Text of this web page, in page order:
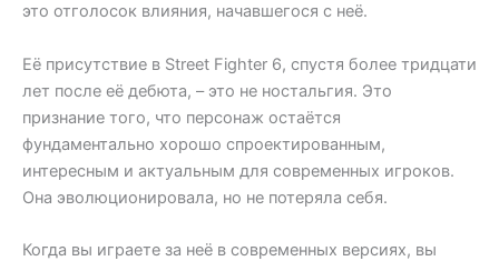
это отголосок влияния, начавшегося с неё.
Её присутствие в Street Fighter 6, спустя более тридцати
лет после её дебюта, – это не ностальгия. Это
признание того, что персонаж остаётся
фундаментально хорошо спроектированным,
интересным и актуальным для современных игроков.
Она эволюционировала, но не потеряла себя.
Когда вы играете за неё в современных версиях, вы